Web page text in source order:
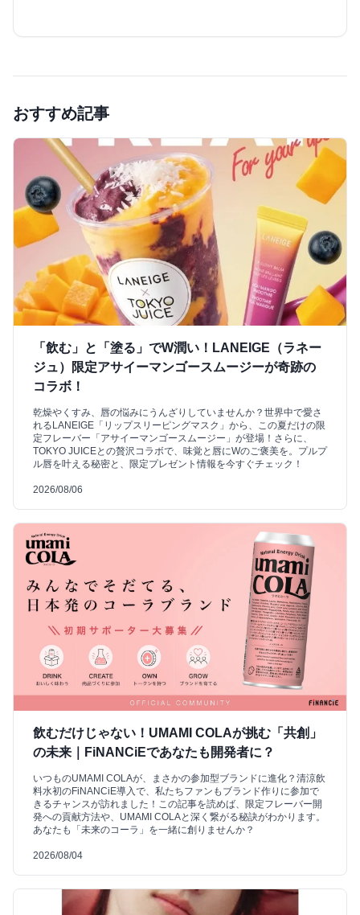
おすすめ記事
「飲む」と「塗る」でW潤い！LANEIGE（ラネー
ジュ）限定アサイーマンゴースムージーが奇跡の
コラボ！
乾燥やくすみ、唇の悩みにうんざりしていませんか？世界中で愛さ
れるLANEIGE「リップスリーピングマスク」から、この夏だけの限
定フレーバー「アサイーマンゴースムージー」が登場！さらに、
TOKYO JUICEとの贅沢コラボで、味覚と唇にWのご褒美を。プルプ
ル唇を叶える秘密と、限定プレゼント情報を今すぐチェック！
2026/08/06
飲むだけじゃない！UMAMI COLAが挑む「共創」
の未来｜FiNANCiEであなたも開発者に？
いつものUMAMI COLAが、まさかの参加型ブランドに進化？清涼飲
料水初のFiNANCiE導入で、私たちファンもブランド作りに参加で
きるチャンスが訪れました！この記事を読めば、限定フレーバー開
発への貢献方法や、UMAMI COLAと深く繋がる秘訣がわかります。
あなたも「未来のコーラ」を一緒に創りませんか？
2026/08/04